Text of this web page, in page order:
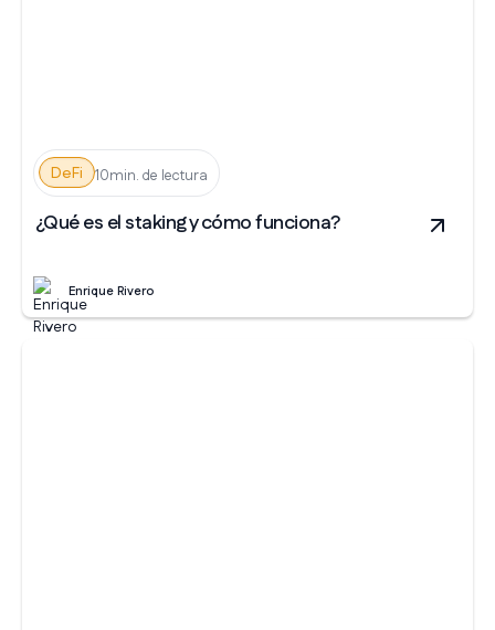
DeFi 10min. de lectura
¿Qué es el staking y cómo funciona?
Enrique Rivero